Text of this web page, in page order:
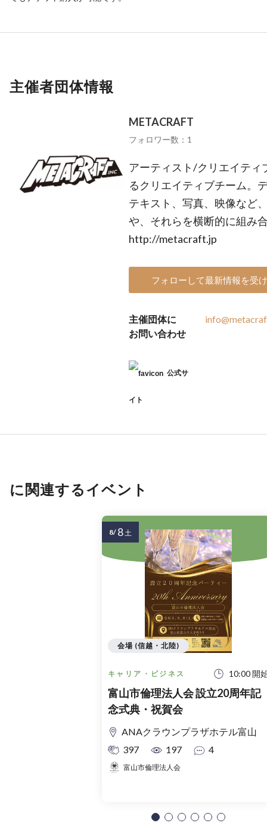
主催者団体情報
METACRAFT
フォロワー数：1
アーティスト/クリエイティ
るクリエイティブチーム。
テキスト、写真、映像など
や、それらを横断的に組み
http://metacraft.jp
フォローして最新情報を受
主催団体に
お問い合わせ
公式サ
イト
に関連するイベント
キャリア・ビジネス 10:00 開
富山市倫理法人会 設立20周年記
念式典・祝賀会
ANAクラウンプラザホテル富山
397
197 4
富山市倫理法人会
会場 (信越・北陸)
8/ 8土